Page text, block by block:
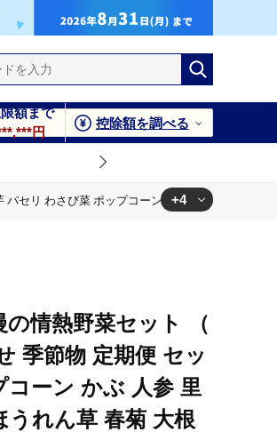
額まで
円
控除額を調べる
セリ わさび菜 ポップコーン かぶ 人参 里芋
玉ねぎ ルッコラ ほうれん草 春菊 大
玉ねぎ ルッコラ ほうれん草 春菊 大
玉ねぎ ルッコラ ほうれん草 春菊 大
+4
の情熱野菜セット （
季節物 定期便 セッ
コーン かぶ 人参 里
れん草 春菊 大根